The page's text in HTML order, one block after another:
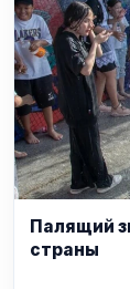
Палящий
страны